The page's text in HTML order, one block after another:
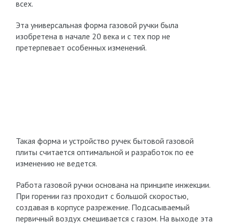
всех.
Эта универсальная форма газовой ручки была
изобретена в начале 20 века и с тех пор не
претерпевает особенных изменений.
Такая форма и устройство ручек бытовой газовой
плиты считается оптимальной и разработок по ее
изменению не ведется.
Работа газовой ручки основана на принципе инжекции.
При горении газ проходит с большой скоростью,
создавая в корпусе разрежение. Подсасываемый
первичный воздух смешивается с газом. На выходе эта